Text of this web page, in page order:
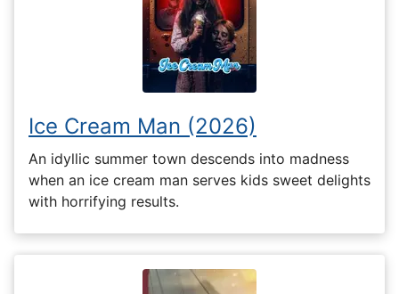
Ice Cream Man (2026)
An idyllic summer town descends into madness
when an ice cream man serves kids sweet delights
with horrifying results.